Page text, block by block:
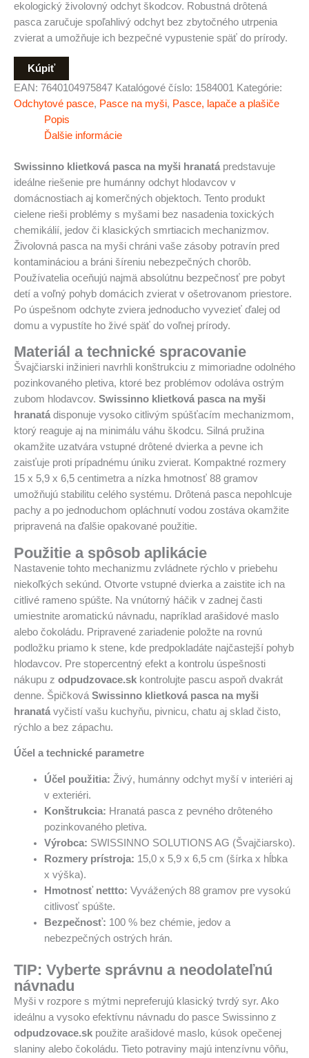
ekologický živolovný odchyt škodcov. Robustná drôtená
pasca zaručuje spoľahlivý odchyt bez zbytočného utrpenia
zvierat a umožňuje ich bezpečné vypustenie späť do prírody.
Kúpiť
EAN: 7640104975847 Katalógové číslo: 1584001
Kategórie:
Odchytové pasce, Pasce na myši, Pasce, lapače a plašiče
Popis
Ďalšie informácie
Swissinno klietková pasca na myši hranatá predstavuje
ideálne riešenie pre humánny odchyt hlodavcov v
domácnostiach aj komerčných objektoch. Tento produkt
cielene rieši problémy s myšami bez nasadenia toxických
chemikálií, jedov či klasických smrtiacich mechanizmov.
Živolovná pasca na myši chráni vaše zásoby potravín pred
kontamináciou a bráni šíreniu nebezpečných chorôb.
Používatelia oceňujú najmä absolútnu bezpečnosť pre pobyt
detí a voľný pohyb domácich zvierat v ošetrovanom priestore.
Po úspešnom odchyte zviera jednoducho vyvezieť ďalej od
domu a vypustíte ho živé späť do voľnej prírody.
Materiál a technické spracovanie
Švajčiarski inžinieri navrhli konštrukciu z mimoriadne odolného
pozinkovaného pletiva, ktoré bez problémov odoláva ostrým
zubom hlodavcov. Swissinno klietková pasca na myši
hranatá disponuje vysoko citlivým spúšťacím mechanizmom,
ktorý reaguje aj na minimálu váhu škodcu. Silná pružina
okamžite uzatvára vstupné drôtené dvierka a pevne ich
zaisťuje proti prípadnému úniku zvierat. Kompaktné rozmery
15 x 5,9 x 6,5 centimetra a nízka hmotnosť 88 gramov
umožňujú stabilitu celého systému. Drôtená pasca nepohlcuje
pachy a po jednoduchom opláchnutí vodou zostáva okamžite
pripravená na ďalšie opakované použitie.
Použitie a spôsob aplikácie
Nastavenie tohto mechanizmu zvládnete rýchlo v priebehu
niekoľkých sekúnd. Otvorte vstupné dvierka a zaistite ich na
citlivé rameno spúšte. Na vnútorný háčik v zadnej časti
umiestnite aromatickú návnadu, napríklad arašidové maslo
alebo čokoládu. Pripravené zariadenie položte na rovnú
podložku priamo k stene, kde predpokladáte najčastejší pohyb
hlodavcov. Pre stopercentný efekt a kontrolu úspešnosti
nákupu z odpudzovace.sk kontrolujte pascu aspoň dvakrát
denne. Špičková Swissinno klietková pasca na myši
hranatá vyčistí vašu kuchyňu, pivnicu, chatu aj sklad čisto,
rýchlo a bez zápachu.
Účel a technické parametre
Účel použitia: Živý, humánny odchyt myší v interiéri aj
v exteriéri.
Konštrukcia: Hranatá pasca z pevného drôteného
pozinkovaného pletiva.
Výrobca: SWISSINNO SOLUTIONS AG (Švajčiarsko).
Rozmery prístroja: 15,0 x 5,9 x 6,5 cm (šírka x hĺbka
x výška).
Hmotnosť nettto: Vyvážených 88 gramov pre vysokú
citlivosť spúšte.
Bezpečnosť: 100 % bez chémie, jedov a
nebezpečných ostrých hrán.
TIP: Vyberte správnu a neodolateľnú
návnadu
Myši v rozpore s mýtmi nepreferujú klasický tvrdý syr. Ako
ideálnu a vysoko efektívnu návnadu do pasce Swissinno z
odpudzovace.sk použite arašidové maslo, kúsok opečenej
slaniny alebo čokoládu. Tieto potraviny majú intenzívnu vôňu,